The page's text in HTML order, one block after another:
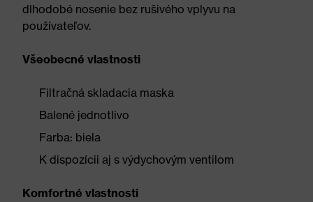
dlhodobé nosenie bez rušivého vplyvu na
používateľov.
Všeobecné vlastnosti
Filtračná skladacia maska
Balené jednotlivo
Farba: biela
K dispozícii aj s výdychovým ventilom
Komfortné vlastnosti